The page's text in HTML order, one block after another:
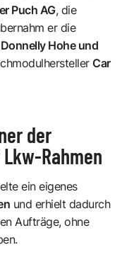
Puch AG, die
er die
Donnelly Hohe und
Car
der
Rahmen
ein eigenes
und erhielt dadurch
Aufträge, ohne